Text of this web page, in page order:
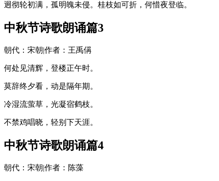
迥彻轮初满，孤明魄未侵。桂枝如可折，何惜夜登临。
中秋节诗歌朗诵篇3
朝代：宋朝|作者：王禹偁
何处见清辉，登楼正午时。
莫辞终夕看，动是隔年期。
冷湿流萤草，光凝宿鹤枝。
不禁鸡唱晓，轻别下天涯。
中秋节诗歌朗诵篇4
朝代：宋朝|作者：陈藻